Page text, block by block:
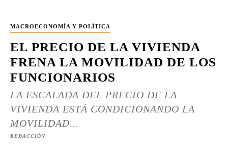
MACROECONOMÍA Y POLÍTICA
EL PRECIO DE LA VIVIENDA
FRENA LA MOVILIDAD DE LOS
FUNCIONARIOS
LA ESCALADA DEL PRECIO DE LA
VIVIENDA ESTÁ CONDICIONANDO LA
MOVILIDAD...
REDACCIÓN